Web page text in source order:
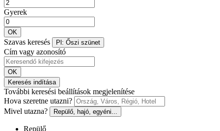
Gyerek
OK
Szavas keresés Pl: Őszi szünet
Cím vagy azonosító
OK
Keresés indítása
További keresési beállítások megjelenítése
Hova szeretne utazni?
Mivel utazna?
Repülő, hajó, egyéni...
Repülő